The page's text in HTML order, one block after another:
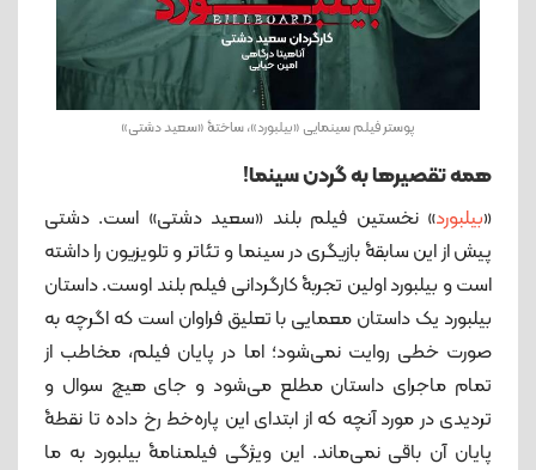
پوستر فیلم سینمایی «بیلبورد»، ساختۀ «سعید دشتی»
همه تقصیرها به گردن سینما!
«بیلبورد» نخستین فیلم بلند «سعید دشتی» است. دشتی
پیش از این سابقۀ بازیگری در سینما و تئاتر و تلویزیون را داشته
است و بیلبورد اولین تجربۀ کارگردانی فیلم بلند اوست. داستان
بیلبورد یک داستان معمایی با تعلیق فراوان است که اگرچه به
صورت خطی روایت نمی‌شود؛ اما در پایان فیلم، مخاطب از
تمام ماجرای داستان مطلع می‌شود و جای هیچ سوال و
تردیدی در مورد آنچه که از ابتدای این پاره‌خط رخ داده تا نقطۀ
پایان آن باقی نمی‌ماند. این ویژگی فیلمنامۀ بیلبورد به ما